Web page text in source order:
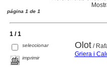
página 1 de 1
1 / 1
seleccionar
imprimir
Olot/
Griera i